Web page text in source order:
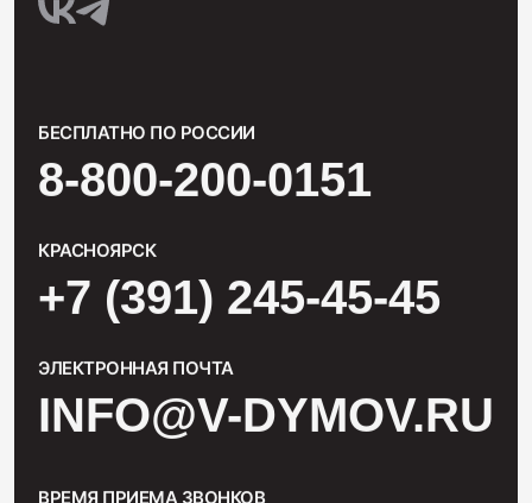
БЕСПЛАТНО ПО РОССИИ
8-800-200-0151
КРАСНОЯРСК
+7 (391) 245-45-45
ЭЛЕКТРОННАЯ ПОЧТА
INFO@V-DYMOV.RU
ВРЕМЯ ПРИЕМА ЗВОНКОВ